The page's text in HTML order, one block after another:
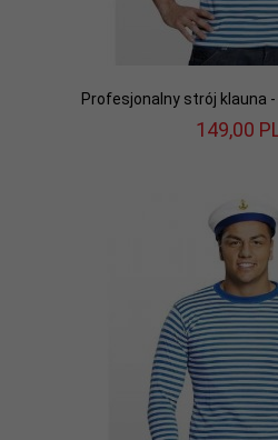
Profesjonalny strój klauna
149,00